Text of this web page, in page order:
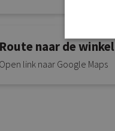
Route naar de winkel
Open link naar Google Maps